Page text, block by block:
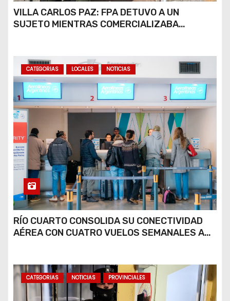
VILLA CARLOS PAZ: FPA DETUVO A UN
SUJETO MIENTRAS COMERCIALIZABA
CATEGORIAS LOCALES NOTICIAS
RÍO CUARTO CONSOLIDA SU CONECTIVIDAD
AÉREA CON CUATRO VUELOS SEMANALES A
CATEGORIAS NOTICIAS PROVINCIALES